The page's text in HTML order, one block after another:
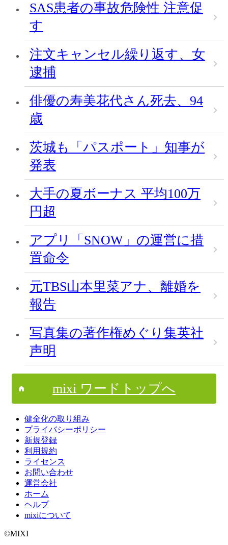
SAS患者の事故危険性 注意促
す
注文キャンセル繰り返す、女
逮捕
俳優の寿美花代さん死去、94
歳
茨城も「パスポート」知事が
発表
大手の夏ボーナス 平均100万
円超
アプリ「SNOW」の運営に措
置命令
元TBS山本里菜アナ、離婚を
報告
写真集の著作権めぐり集英社
声明
mixi ワードトップへ
健全化の取り組み
プライバシーポリシー
新規登録
利用規約
ライセンス
お問い合わせ
運営会社
ホーム
ヘルプ
mixiについて
©MIXI